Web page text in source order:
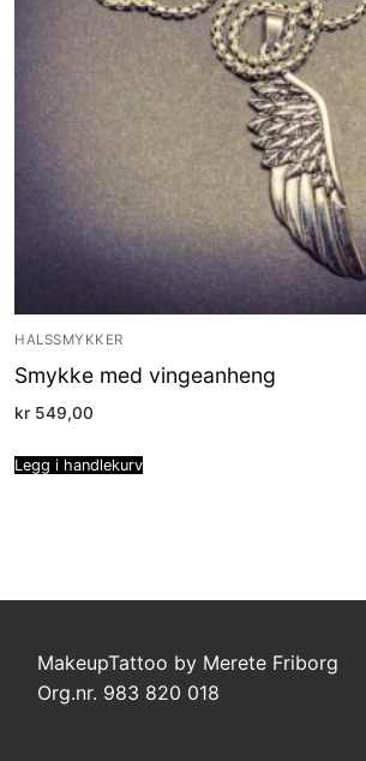
HALSSMYKKER
Smykke med vingeanheng
kr 549,00
Legg i handlekurv
MakeupTattoo by Merete Friborg
Org.nr. 983 820 018